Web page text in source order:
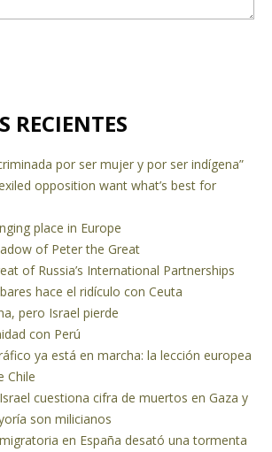
RECIENTES
por ser mujer y por ser indígena”
opposition want what’s best for
place in Europe
of Peter the Great
of Russia’s International Partnerships
hace el ridículo con Ceuta
pero Israel pierde
con Perú
ya está en marcha: la lección europea
Chile
cuestiona cifra de muertos en Gaza y
son milicianos
en España desató una tormenta